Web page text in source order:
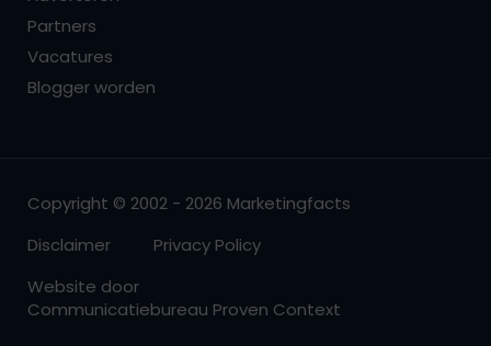
Partners
Vacatures
Blogger worden
Copyright © 2002 - 2026 Marketingfacts
Disclaimer
Privacy Policy
Website door
Communicatiebureau Proven Context